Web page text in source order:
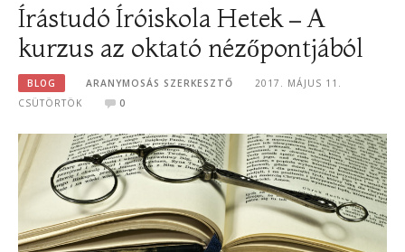
Írástudó Íróiskola Hetek – A
kurzus az oktató nézőpontjából
BLOG ARANYMOSÁS SZERKESZTŐ
2017. MÁJUS 11.
CSÜTÖRTÖK
0